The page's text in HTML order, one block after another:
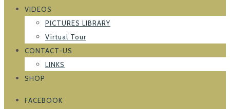
VIDEOS
PICTURES LIBRARY
Virtual Tour
CONTACT-US
LINKS
SHOP
FACEBOOK